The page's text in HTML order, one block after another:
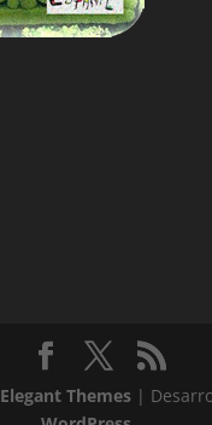
Elegant Themes|